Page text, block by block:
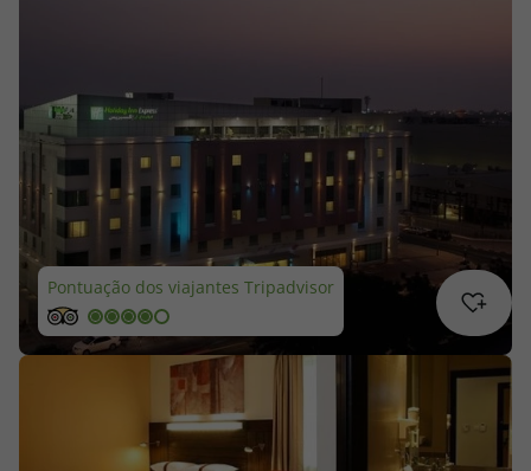
Especialistas
Cheque Viagem
Rede de Lojas
Blog TopViagens
Área de Cliente
Pontuação dos viajantes Tripadvisor